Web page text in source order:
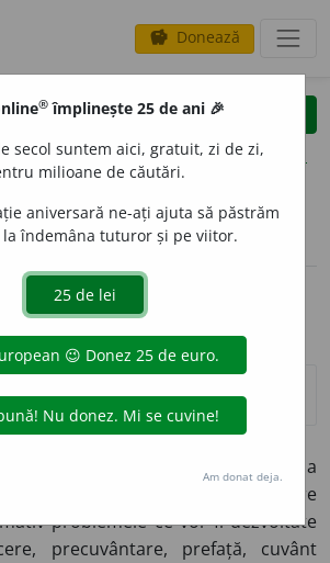
savings Donează
clear
opțiuni
volume_up (18)
876704:
Parte introductivă a
scrieri, a unei convorbiri, în care
problemele ce vor fi dezvoltate
precuvântare, prefață, cuvânt
® împlinește 25 de ani 🎉
secol suntem aici, gratuit, zi de zi,
milioane de căutări.
aniversară ne-ați ajuta să păstrăm
îndemâna tuturor și pe viitor.
Am donat deja.